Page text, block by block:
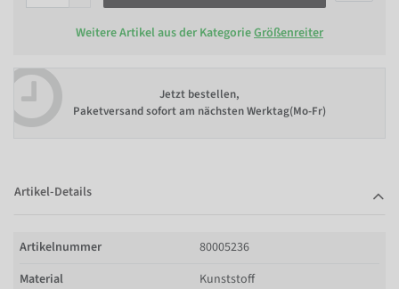
Weitere Artikel aus der KategorieGrößenreiter
Jetzt bestellen,
Paketversand sofort am nächsten Werktag(Mo-Fr)
Artikel-Details
Artikelnummer
80005236
Material
Kunststoff